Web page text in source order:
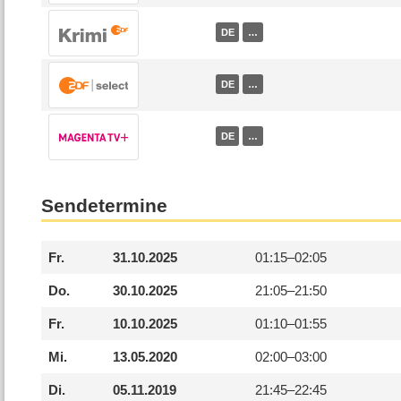
DE …
DE …
DE …
Sendetermine
Fr. 31.10.2025 01:15–02:05
Do. 30.10.2025 21:05–21:50
Fr. 10.10.2025 01:10–01:55
Mi. 13.05.2020 02:00–03:00
Di. 05.11.2019 21:45–22:45